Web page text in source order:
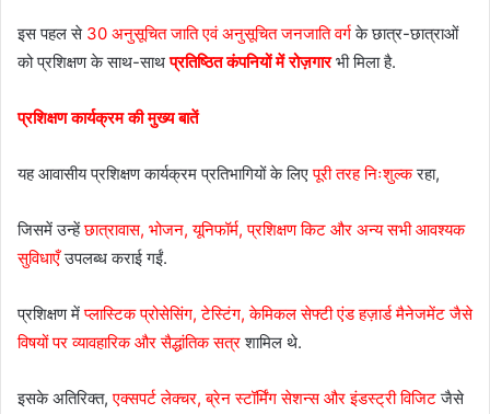
इस पहल से 30 अनुसूचित जाति एवं अनुसूचित जनजाति वर्गके छात्र-छात्राओं
को प्रशिक्षण के साथ-साथप्रतिष्ठित कंपनियों में रोज़गार भी मिला है.
प्रशिक्षण कार्यक्रम की मुख्य बातें
यह आवासीय प्रशिक्षण कार्यक्रम प्रतिभागियों के लिएपूरी तरह निःशुल्करहा,
जिसमें उन्हेंछात्रावास, भोजन, यूनिफॉर्म, प्रशिक्षण किट और अन्य सभी आवश्यक
सुविधाएँउपलब्ध कराई गईं.
प्रशिक्षण मेंप्लास्टिक प्रोसेसिंग, टेस्टिंग, केमिकल सेफ्टी एंड हज़ार्ड मैनेजमेंट जैसे
विषयों पर व्यावहारिक और सैद्धांतिक सत्रशामिल थे.
इसके अतिरिक्त,एक्सपर्ट लेक्चर, ब्रेन स्टॉर्मिंग सेशन्स और इंडस्ट्री विजिटजैसे